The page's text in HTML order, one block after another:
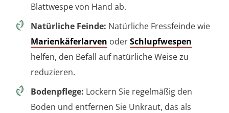
Blattwespe von Hand ab.
Natürliche Feinde: Natürliche Fressfeinde wie
Marienkäferlarven oderSchlupfwespen
helfen, den Befall auf natürliche Weise zu
reduzieren.
Bodenpflege: Lockern Sie regelmäßig den
Boden und entfernen Sie Unkraut, das als